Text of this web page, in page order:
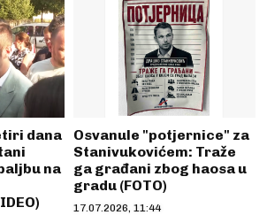
dana
na
Osvanule "potjernice" za
Stanivukovićem: Traže
ga građani zbog haosa u
gradu (FOTO)
17.07.2026, 11:44